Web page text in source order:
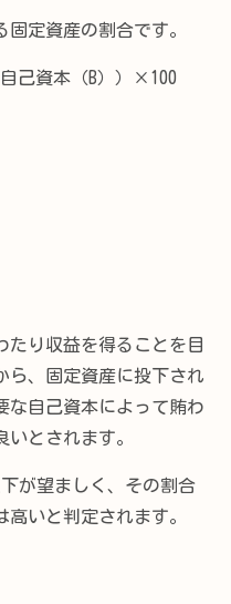
定資産の割合です。
己資本（B））×100
たり収益を得ることを目
ら、固定資産に投下され
な自己資本によって賄わ
とされます。
が望ましく、その割合
いと判定されます。